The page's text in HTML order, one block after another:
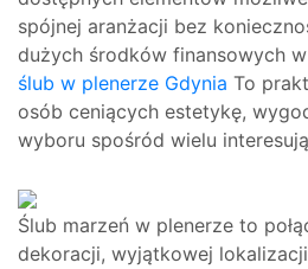
spójnej aranżacji bez
dużych środków finansowych
ślub w plenerze Gdynia To
osób ceniących estetykę,
wyboru spośród wielu
Ślub marzeń w plenerze to
dekoracji, wyjątkowej